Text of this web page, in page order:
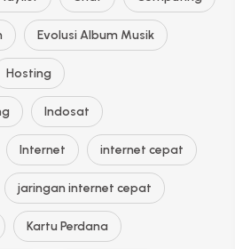
Evolusi Album Musik
Hosting
Indosat
Internet internet cepat
jaringan internet cepat
Kartu Perdana